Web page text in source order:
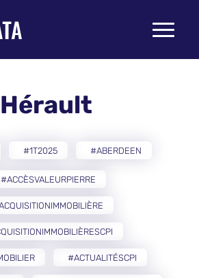
Toggle
Hérault
#1T2025 #ABERDEEN
#ACCÈSVALEURPIERRE
#ACTUALITÉSCPI